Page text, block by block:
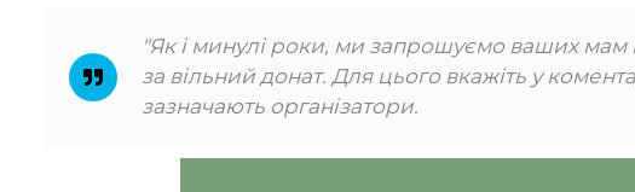
"Як і минулі роки, ми запрошуємо ваших мам
за вільний донат. Для цього вкажіть у
зазначають організатори.